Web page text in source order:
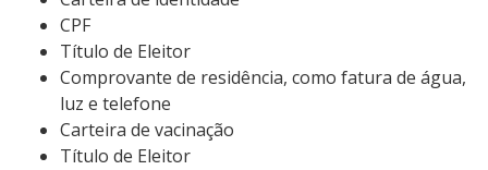
CPF
Título de Eleitor
Comprovante de residência, como fatura de água,
luz e telefone
Carteira de vacinação
Título de Eleitor